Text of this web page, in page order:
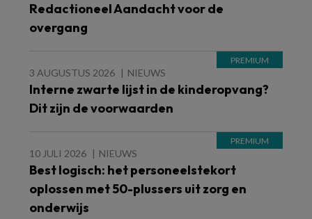
Redactioneel Aandacht voor de
overgang
3 AUGUSTUS 2026 NIEUWS
Interne zwarte lijst in de kinderopvang?
Dit zijn de voorwaarden
10 JULI 2026 NIEUWS
Best logisch: het personeelstekort
oplossen met 50-plussers uit zorg en
onderwijs